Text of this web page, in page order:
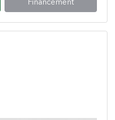
Financement